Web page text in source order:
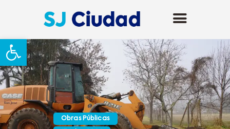
Abrir barra de herramientas
Obras Públicas